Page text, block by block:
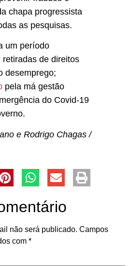
chapa progressista
as pesquisas.
um período
de direitos
desemprego;
pela má gestão
do Covid-19
e Rodrigo Chagas /
não será publicado. Campos
com *